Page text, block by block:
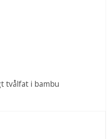
tvålfat i bambu